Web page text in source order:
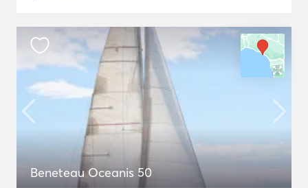
Beneteau Oceanis 50